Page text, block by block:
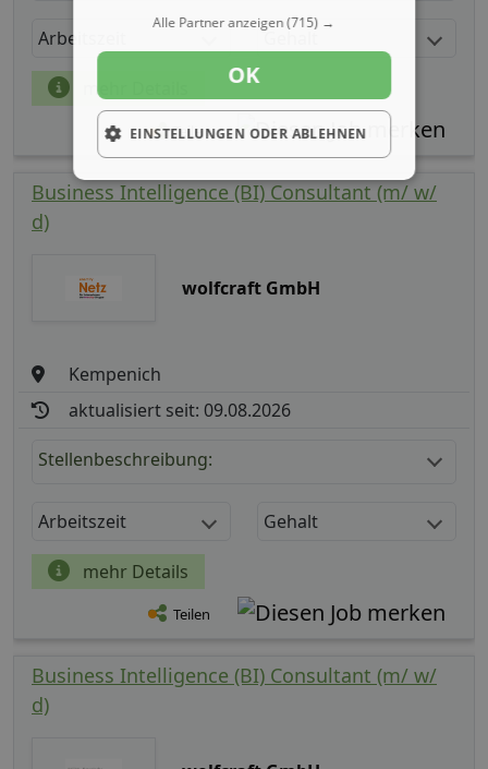
Arbeitszeit Gehalt
mehr Details
Teilen
Business Intelligence (BI) Consultant (m/ w/
d)
wolfcraft GmbH
Kempenich
aktualisiert seit: 09.08.2026
Stellenbeschreibung:
Arbeitszeit Gehalt
mehr Details
Teilen
Business Intelligence (BI) Consultant (m/ w/
d)
Alle Partner anzeigen(715) →
OK
EINSTELLUNGEN ODER ABLEHNEN